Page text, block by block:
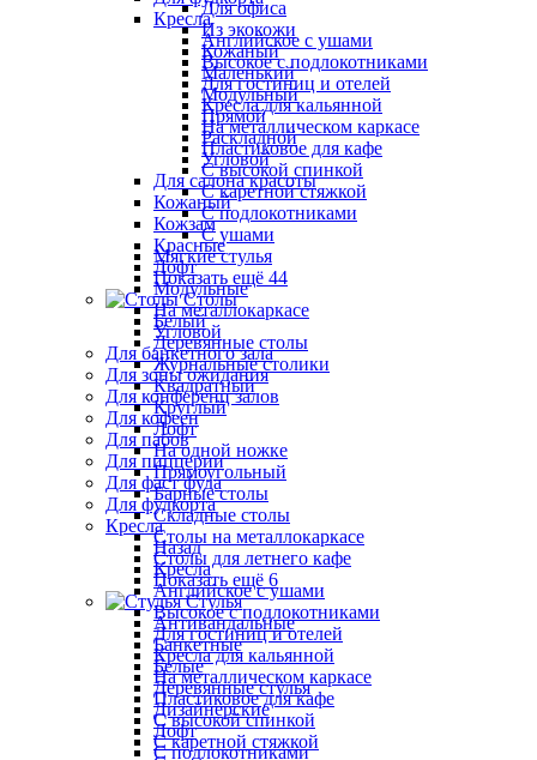
Кресла
Английское с ушами
Высокое с подлокотниками
Для гостиниц и отелей
Кресла для кальянной
На металлическом каркасе
Пластиковое для кафе
С высокой спинкой
С каретной стяжкой
С подлокотниками
С ушами
Мягкие стулья
Показать ещё 44
Столы
Белый
Деревянные столы
Журнальные столики
Квадратный
Круглый
Лофт
На одной ножке
Прямоугольный
Барные столы
Складные столы
Столы на металлокаркасе
Столы для летнего кафе
Показать ещё 6
Стулья
Антивандальные
Банкетные
Белые
Деревянные стулья
Дизайнерские
Лофт
С подлокотниками
Для офиса
Из экокожи
Кожаный
Маленький
Модульный
Прямой
Раскладной
Угловой
Для салона красоты
Кожаный
Кожзам
Красные
Лофт
Модульные
На металлокаркасе
Угловой
Для банкетного зала
Для зоны ожидания
Для конференц залов
Для кофеен
Для пабов
Для пиццерии
Для фаст фуда
Для фудкорта
Кресла
Назад
Кресла
Английское с ушами
Высокое с подлокотниками
Для гостиниц и отелей
Кресла для кальянной
На металлическом каркасе
Пластиковое для кафе
С высокой спинкой
С каретной стяжкой